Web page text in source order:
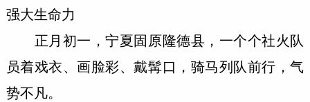
强大生命力
正月初一，宁夏固原隆德县，一个个社火队
员着戏衣、画脸彩、戴髯口，骑马列队前行，气
势不凡。